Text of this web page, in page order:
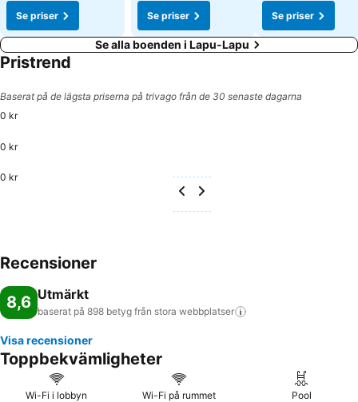
Se priser
Se priser
Se priser
Se alla boenden i Lapu-Lapu
Pristrend
Baserat på de lägsta priserna på trivago från de 30 senaste dagarna
0 kr
0 kr
0 kr
Recensioner
8,6 Utmärkt
baserat på 898 betyg från stora webbplatser
Visa recensioner
Toppbekvämligheter
Wi-Fi i lobbyn Wi-Fi på rummet Pool